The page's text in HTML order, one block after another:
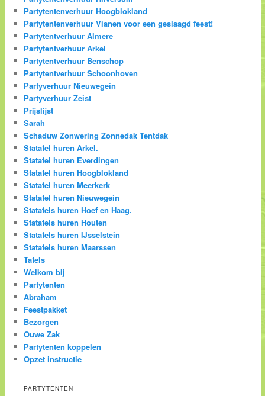
Partytentenverhuur Hoogblokland
Partytentenverhuur Vianen voor een geslaagd feest!
Partytentverhuur Almere
Partytentverhuur Arkel
Partytentverhuur Benschop
Partytentverhuur Schoonhoven
Partyverhuur Nieuwegein
Partyverhuur Zeist
Prijslijst
Sarah
Schaduw Zonwering Zonnedak Tentdak
Statafel huren Arkel.
Statafel huren Everdingen
Statafel huren Hoogblokland
Statafel huren Meerkerk
Statafel huren Nieuwegein
Statafels huren Hoef en Haag.
Statafels huren Houten
Statafels huren IJsselstein
Statafels huren Maarssen
Tafels
Welkom bij
Partytenten
Abraham
Feestpakket
Bezorgen
Ouwe Zak
Partytenten koppelen
Opzet instructie
PARTYTENTEN